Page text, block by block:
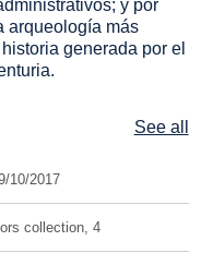
y por
arqueología más
generada por el
See all
10/2017
collection, 4